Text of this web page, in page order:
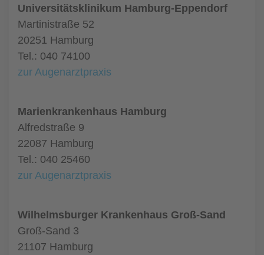
Universitätsklinikum Hamburg-Eppendorf
Martinistraße 52
20251 Hamburg
Tel.: 040 74100
zur Augenarztpraxis
Marienkrankenhaus Hamburg
Alfredstraße 9
22087 Hamburg
Tel.: 040 25460
zur Augenarztpraxis
Wilhelmsburger Krankenhaus Groß-Sand
Groß-Sand 3
21107 Hamburg